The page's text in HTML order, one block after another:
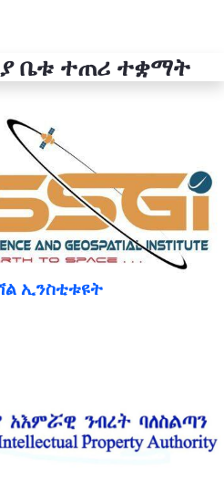
ቤቱ ተጠሪ ተቋማት
ኢንስቲቱዩት